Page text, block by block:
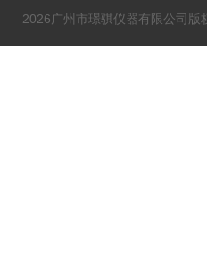
2026广州市璟骐仪器有限公司